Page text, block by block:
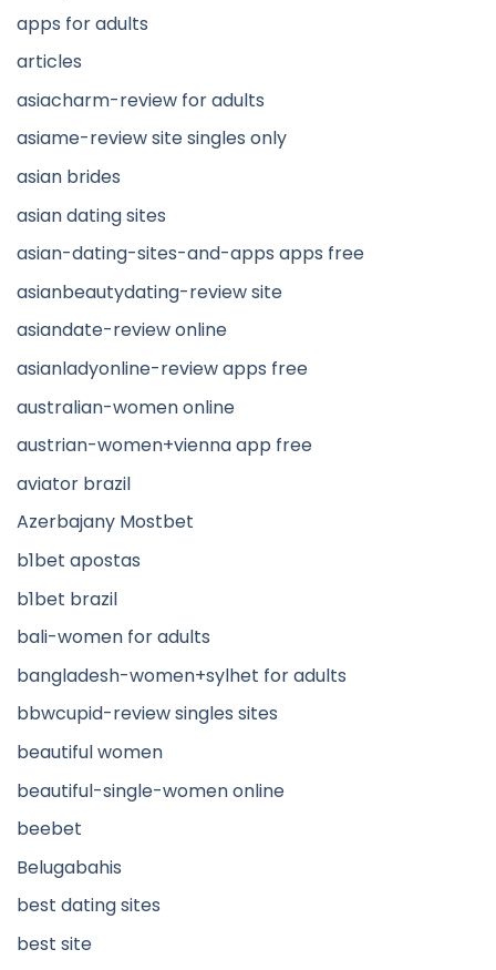
apps for adults
articles
asiacharm-review for adults
asiame-review site singles only
asian brides
asian dating sites
asian-dating-sites-and-apps apps free
asianbeautydating-review site
asiandate-review online
asianladyonline-review apps free
australian-women online
austrian-women+vienna app free
aviator brazil
Azerbajany Mostbet
b1bet apostas
b1bet brazil
bali-women for adults
bangladesh-women+sylhet for adults
bbwcupid-review singles sites
beautiful women
beautiful-single-women online
beebet
Belugabahis
best dating sites
best site